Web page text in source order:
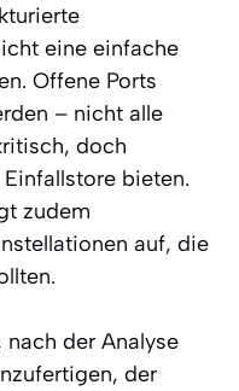
eine einfache
Offene Ports
– nicht alle
doch
bieten.
zudem
auf, die
der Analyse
der